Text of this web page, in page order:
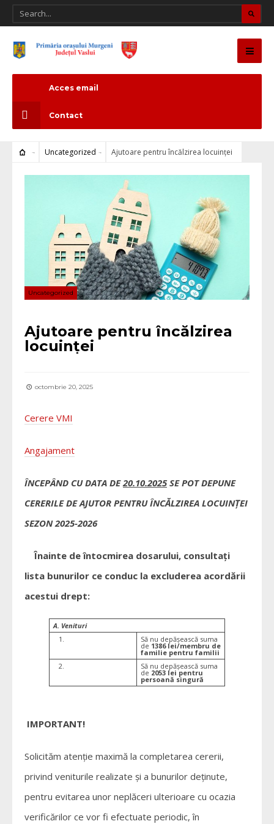
Acces email
Contact
Uncategorized Ajutoare pentru încălzirea locuinței
Uncategorized
Ajutoare pentru încălzirea
locuinței
octombrie 20, 2025
Cerere VMI
Angajament
ÎNCEPÂND CU DATA DE20.10.2025SE POT DEPUNE
CERERILE DE AJUTOR PENTRU ÎNCĂLZIREA LOCUINȚEI
SEZON 2025-2026
Înainte de întocmirea dosarului, consultați
lista bunurilor ce conduc la excluderea acordării
acestui drept:
A. Venituri
1.
Să nu depășească suma
de 1386 lei/membru de
familie pentru familii
2.
Să nu depășească suma
de 2053 lei pentru
persoană singură
IMPORTANT!
Solicităm atenție maximă la completarea cererii,
privind veniturile realizate şi a bunurilor deținute,
pentru evitarea unor neplăceri ulterioare cu ocazia
verificărilor ce vor fi efectuate periodic, în